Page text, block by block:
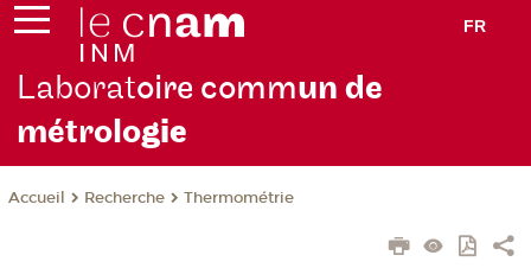
FR
Laboratoire commun de
métrologie
Accueil Recherche Thermométrie